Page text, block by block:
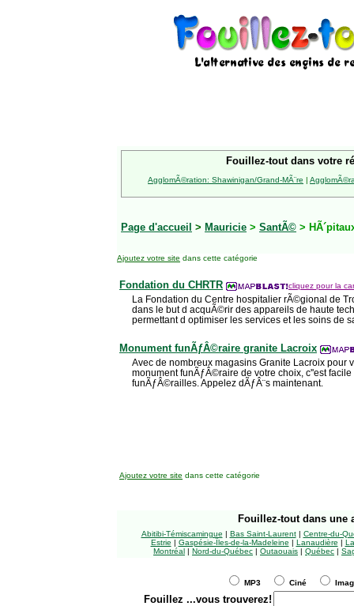
Fouillez-tout dans votre
AgglomÃ©ration: Shawinigan/Grand-MÃ¨re |
Page d'accueil > Mauricie > SantÃ© >
Ajoutez votre site dans cette catégorie
Fondation du CHRTR cliquez pour la
La Fondation du Centre hospitalier rÃ©gional de
dans le but d acquÃ©rir des appareils de haute
permettant d optimiser les services et les soins de
Monument funÃƒÂ©raire granite Lacroix
Avec de nombreux magasins Granite Lacroix pour
monument funÃƒÂ©raire de votre choix, c''est
funÃƒÂ©railles. Appelez dÃƒÂ¨s maintenant.
Ajoutez votre site dans cette catégorie
Fouillez-tout dans une
Abitibi-Témiscamingue | Bas Saint-Laurent| Centre-du-
Estrie | Gaspésie-Îles-de-la-Madeleine | Lanaudière |
Montréal | Nord-du-Québec | Outaouais | Québec |
MP3 Ciné
Fouillez ...vous trouverez!